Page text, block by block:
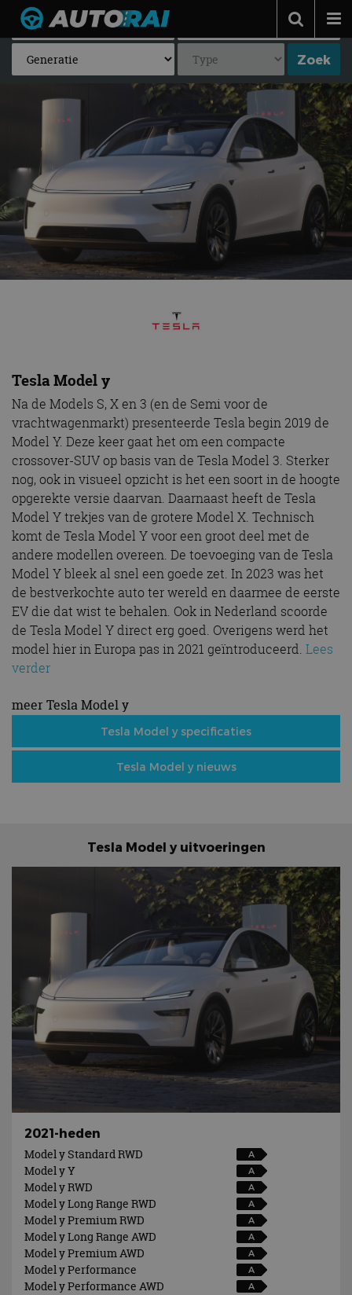
Autonieuws
Adverteren
Contact
MotorRAI.nl
Tesla Model y
Na de Models S, X en 3 (en de Semi voor de
vrachtwagenmarkt) presenteerde Tesla begin 2019 de
Model Y. Deze keer gaat het om een compacte
crossover-SUV op basis van de Tesla Model 3. Sterker
nog, ook in visueel opzicht is het een soort in de hoogte
opgerekte versie daarvan. Daarnaast heeft de Tesla
Model Y trekjes van de grotere Model X. Technisch
komt de Tesla Model Y voor een groot deel met de
andere modellen overeen. De toevoeging van de Tesla
Model Y bleek al snel een goede zet. In 2023 was het
de bestverkochte auto ter wereld en daarmee de eerste
EV die dat wist te behalen. Ook in Nederland scoorde
de Tesla Model Y direct erg goed. Overigens werd het
model hier in Europa pas in 2021 geïntroduceerd. Lees
verder
meer Tesla Model y
Tesla Model y specificaties
Tesla Model y nieuws
Tesla Model y uitvoeringen
2021-heden
Model y Standard RWD
A
Model y Y A
Model y RWD A
Model y Long Range RWD A
Model y Premium RWD A
Model y Long Range AWD A
Model y Premium AWD A
Model y Performance A
Model y Performance AWD A